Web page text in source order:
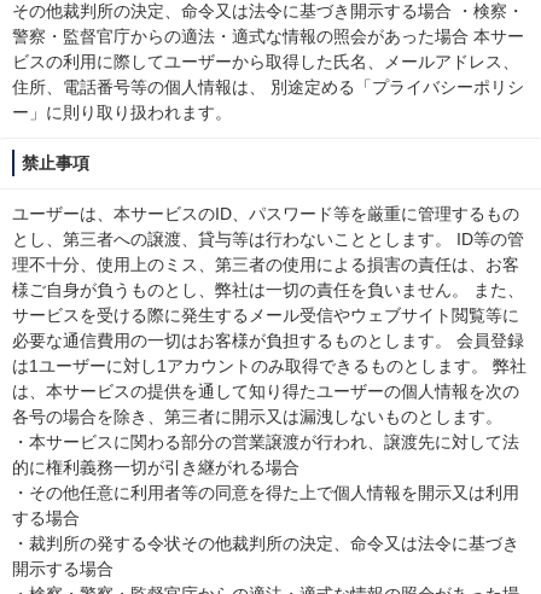
その他裁判所の決定、命令又は法令に基づき開示する場合 ・検察・
警察・監督官庁からの適法・適式な情報の照会があった場合 本サー
ビスの利用に際してユーザーから取得した氏名、メールアドレス、
住所、電話番号等の個人情報は、 別途定める「プライバシーポリシ
ー」に則り取り扱われます。
禁止事項
ユーザーは、本サービスのID、パスワード等を厳重に管理するもの
とし、第三者への譲渡、貸与等は行わないこととします。 ID等の管
理不十分、使用上のミス、第三者の使用による損害の責任は、お客
様ご自身が負うものとし、弊社は一切の責任を負いません。 また、
サービスを受ける際に発生するメール受信やウェブサイト閲覧等に
必要な通信費用の一切はお客様が負担するものとします。 会員登録
は1ユーザーに対し1アカウントのみ取得できるものとします。 弊社
は、本サービスの提供を通して知り得たユーザーの個人情報を次の
各号の場合を除き、第三者に開示又は漏洩しないものとします。
・本サービスに関わる部分の営業譲渡が行われ、譲渡先に対して法
的に権利義務一切が引き継がれる場合
・その他任意に利用者等の同意を得た上で個人情報を開示又は利用
する場合
・裁判所の発する令状その他裁判所の決定、命令又は法令に基づき
開示する場合